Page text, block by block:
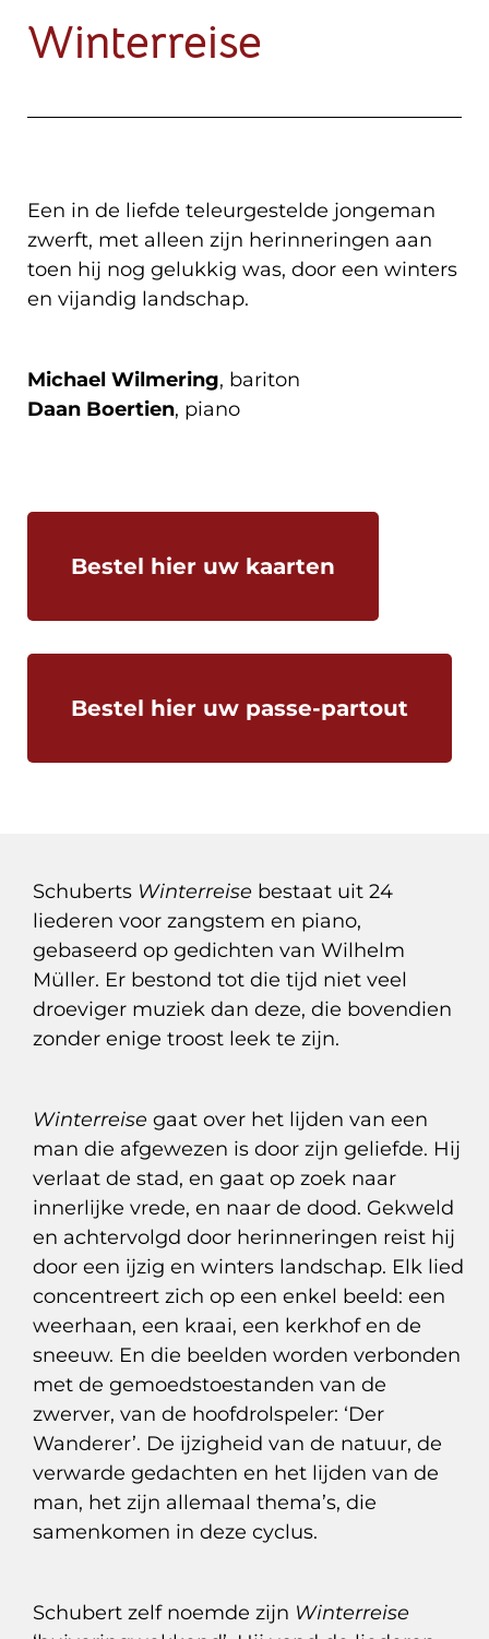
Winterreise
Een in de liefde teleurgestelde jongeman
zwerft, met alleen zijn herinneringen aan
toen hij nog gelukkig was, door een winters
en vijandig landschap.
Michael Wilmering, bariton
Daan Boertien, piano
Bestel hier uw kaarten
Bestel hier uw passe-partout
Schuberts Winterreise bestaat uit 24
liederen voor zangstem en piano,
gebaseerd op gedichten van Wilhelm
Müller. Er bestond tot die tijd niet veel
droeviger muziek dan deze, die bovendien
zonder enige troost leek te zijn.
Winterreise gaat over het lijden van een
man die afgewezen is door zijn geliefde. Hij
verlaat de stad, en gaat op zoek naar
innerlijke vrede, en naar de dood. Gekweld
en achtervolgd door herinneringen reist hij
door een ijzig en winters landschap. Elk lied
concentreert zich op een enkel beeld: een
weerhaan, een kraai, een kerkhof en de
sneeuw. En die beelden worden verbonden
met de gemoedstoestanden van de
zwerver, van de hoofdrolspeler: ‘Der
Wanderer’. De ijzigheid van de natuur, de
verwarde gedachten en het lijden van de
man, het zijn allemaal thema’s, die
samenkomen in deze cyclus.
Schubert zelf noemde zijn Winterreise